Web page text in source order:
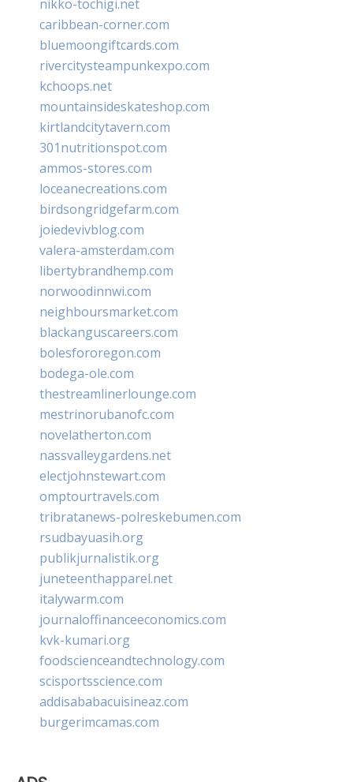
nikko-tochigi.net
caribbean-corner.com
bluemoongiftcards.com
rivercitysteampunkexpo.com
kchoops.net
mountainsideskateshop.com
kirtlandcitytavern.com
301nutritionspot.com
ammos-stores.com
loceanecreations.com
birdsongridgefarm.com
joiedevivblog.com
valera-amsterdam.com
libertybrandhemp.com
norwoodinnwi.com
neighboursmarket.com
blackanguscareers.com
bolesfororegon.com
bodega-ole.com
thestreamlinerlounge.com
mestrinorubanofc.com
novelatherton.com
nassvalleygardens.net
electjohnstewart.com
omptourtravels.com
tribratanews-polreskebumen.com
rsudbayuasih.org
publikjurnalistik.org
juneteenthapparel.net
italywarm.com
journaloffinanceeconomics.com
kvk-kumari.org
foodscienceandtechnology.com
scisportsscience.com
addisababacuisineaz.com
burgerimcamas.com